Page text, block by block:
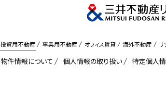
投資用不動産 事業用不動産 オフィス賃貸 海外不動産
物件情報について 個人情報の取り扱い 特定個人